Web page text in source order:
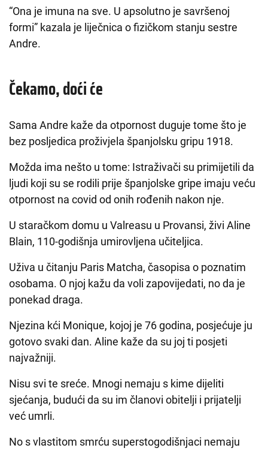
“Ona je imuna na sve. U apsolutno je savršenoj
formi” kazala je liječnica o fizičkom stanju sestre
Andre.
Čekamo, doći će
Sama Andre kaže da otpornost duguje tome što je
bez posljedica proživjela španjolsku gripu 1918.
Možda ima nešto u tome: Istraživači su primijetili da
ljudi koji su se rodili prije španjolske gripe imaju veću
otpornost na covid od onih rođenih nakon nje.
U staračkom domu u Valreasu u Provansi, živi Aline
Blain, 110-godišnja umirovljena učiteljica.
Uživa u čitanju Paris Matcha, časopisa o poznatim
osobama. O njoj kažu da voli zapovijedati, no da je
ponekad draga.
Njezina kći Monique, kojoj je 76 godina, posjećuje ju
gotovo svaki dan. Aline kaže da su joj ti posjeti
najvažniji.
Nisu svi te sreće. Mnogi nemaju s kime dijeliti
sjećanja, budući da su im članovi obitelji i prijatelji
već umrli.
No s vlastitom smrću superstogodišnjaci nemaju